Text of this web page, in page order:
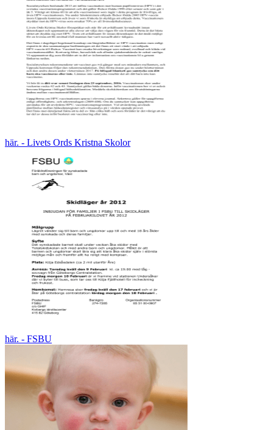
här. - Livets Ords Kristna Skolor
här. - FSBU